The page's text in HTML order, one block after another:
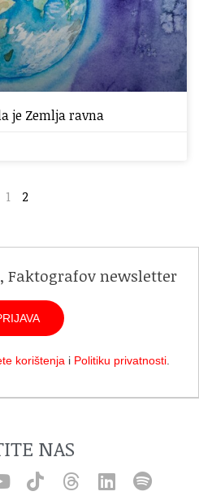
je Zemlja ravna
1 2
Faktografov newsletter
korištenja i Politiku privatnosti.
NAS